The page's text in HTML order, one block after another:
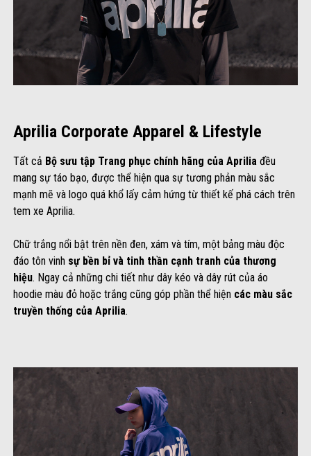
Aprilia Corporate Apparel & Lifestyle
Tất cả Bộ sưu tập Trang phục chính hãng của Apriliađều
mang sự táo bạo, được thể hiện qua sự tương phản màu sắc
mạnh mẽ và logo quá khổ lấy cảm hứng từ thiết kế phá cách trên
tem xe Aprilia.
Chữ trắng nổi bật trên nền đen, xám và tím, một bảng màu độc
đáo tôn vinh sự bền bỉ và tinh thần cạnh tranh của thương
hiệu. Ngay cả những chi tiết như dây kéo và dây rút của áo
hoodie màu đỏ hoặc trắng cũng góp phần thể hiện các màu sắc
truyền thống của Aprilia.